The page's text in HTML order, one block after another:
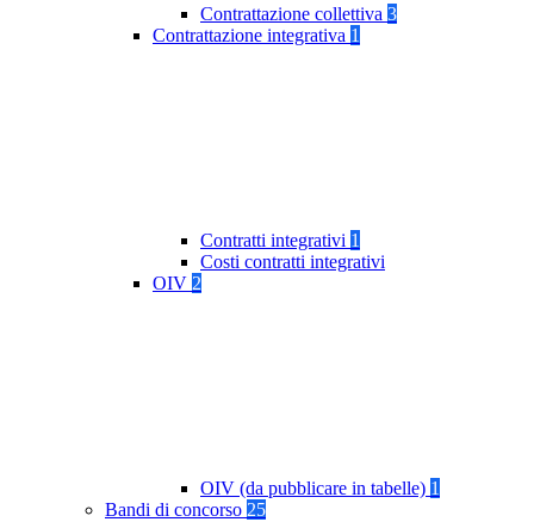
Contrattazione collettiva 3
Contrattazione integrativa 1
Contratti integrativi 1
Costi contratti integrativi
OIV 2
OIV (da pubblicare in tabelle) 1
Bandi di concorso 25